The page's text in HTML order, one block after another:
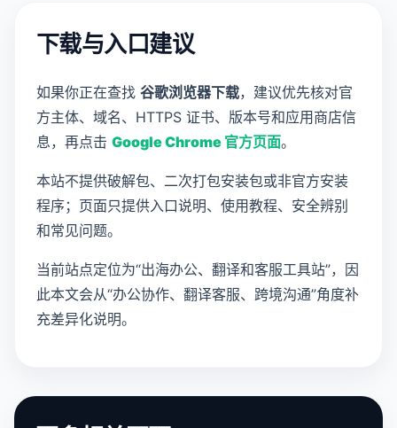
下载与入口建议
如果你正在查找 谷歌浏览器下载，建议优先核对官
方主体、域名、HTTPS 证书、版本号和应用商店信
息，再点击 Google Chrome 官方页面。
本站不提供破解包、二次打包安装包或非官方安装
程序；页面只提供入口说明、使用教程、安全辨别
和常见问题。
当前站点定位为“出海办公、翻译和客服工具站”，因
此本文会从“办公协作、翻译客服、跨境沟通”角度补
充差异化说明。